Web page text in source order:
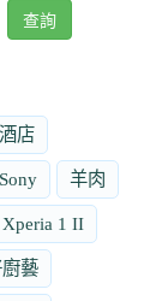
查詢
店
Sony 羊肉
Xperia 1 II
藝